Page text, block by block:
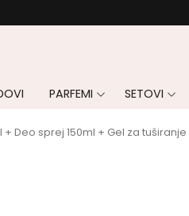
PARFEMI SETOVI
+ Deo sprej 150ml + Gel za tuširanje